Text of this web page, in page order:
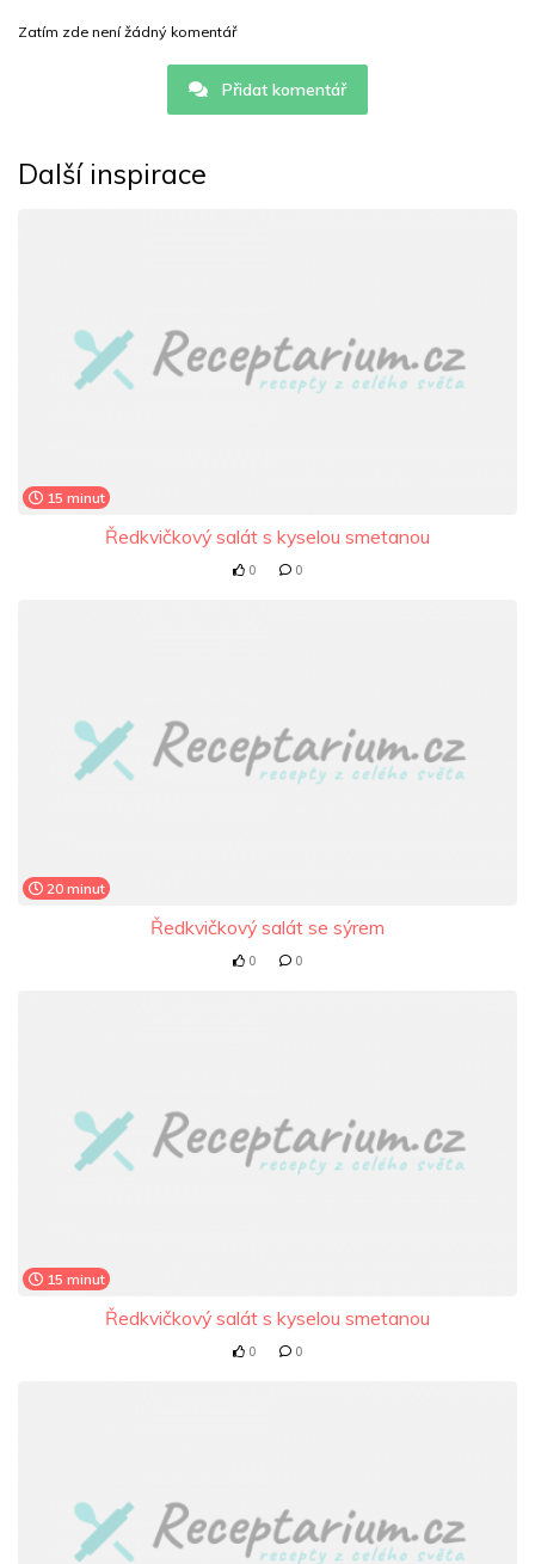
Zatím zde není žádný komentář
Přidat komentář
Další inspirace
15 minut
Ředkvičkový salát s kyselou smetanou
0 0
20 minut
Ředkvičkový salát se sýrem
0 0
15 minut
Ředkvičkový salát s kyselou smetanou
0 0